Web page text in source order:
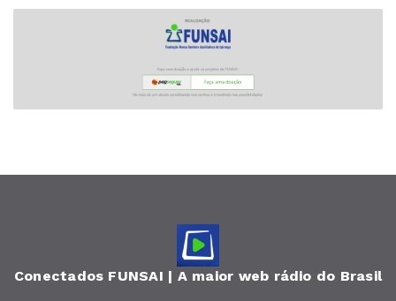
Conectados FUNSAI | A maior web rádio do Brasil